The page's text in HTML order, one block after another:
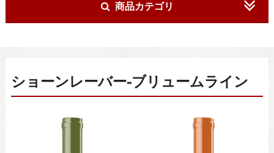
商品カテゴリ
ショーンレーバー-ブリュームライン